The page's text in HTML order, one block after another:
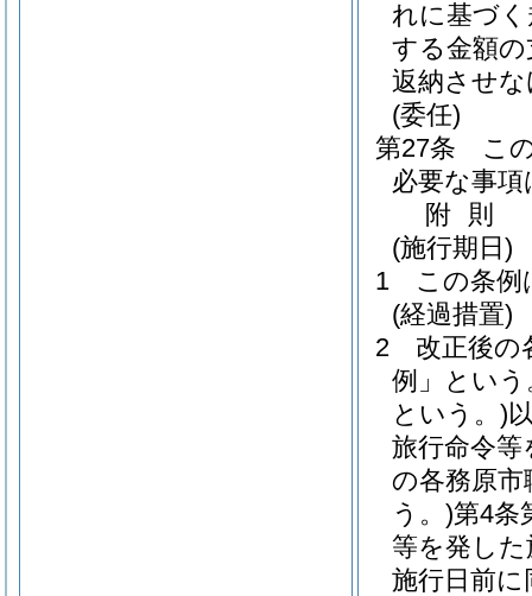
れに基づ
する金額
返納させ
(委任)
第27条
こ
必要な事
附 則
(施行期日)
1
この条例
(経過措置)
2
改正後の
例」という
という。)
旅行命令
の各務原
う。)第4条
等を発し
施行日前